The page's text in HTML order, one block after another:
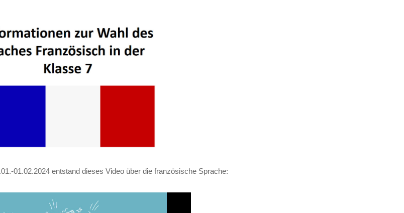
01.02.2024 entstand dieses Video über die französische Sprache: